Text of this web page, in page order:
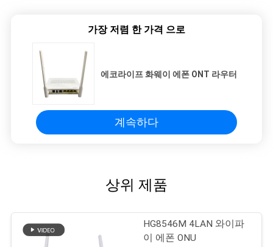
가장 저렴 한 가격 으로
에코라이프 화웨이 에폰 ONT 라우터
계속하다
상위 제품
HG8546M 4LAN 와이파
이 에폰 ONU